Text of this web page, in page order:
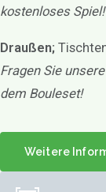
kostenloses Spiel!
Draußen;
Fragen Sie
dem Bouleset!
Weitere